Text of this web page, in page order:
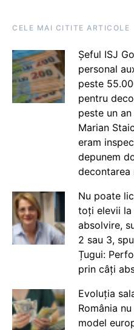
CELE MAI CITITE ARTICOLE
Șeful ISJ
personal
peste
pentru
peste un
Marian
eram
depunem
decontarea
Nu poate
toți elevii la
absolvire,
2 sau 3,
Țugui:
prin câți
Evoluția
România
model